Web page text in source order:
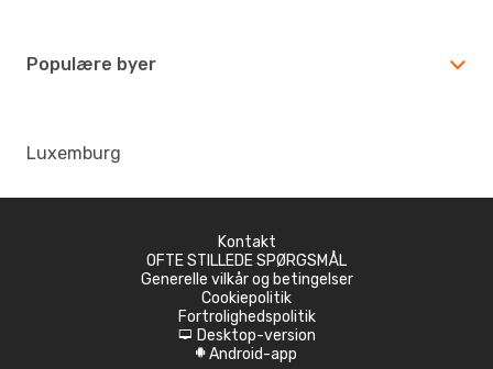
Populære byer
Luxemburg
Kontakt
OFTE STILLEDE SPØRGSMÅL
Generelle vilkår og betingelser
Cookiepolitik
Fortrolighedspolitik
d Desktop-version
A Android-app